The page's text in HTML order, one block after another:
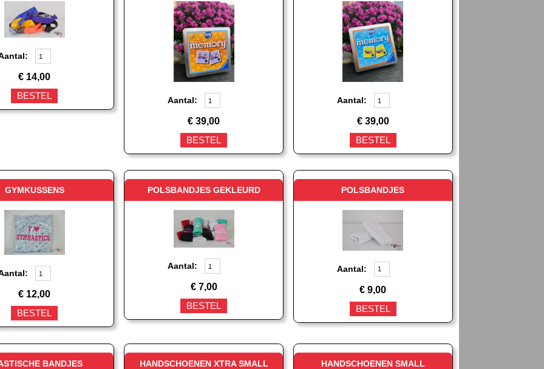
€ 14,00
BESTEL
Aantal:
€39,00
BESTEL
Aantal:
€ 39,00
BESTEL
GYMKUSSENS
€ 12,00
BESTEL
POLSBANDJES GEKLEURD
Aantal:
€ 7,00
BESTEL
POLSBANDJES
Aantal:
€9,00
BESTEL
BANDJES HANDSCHOENEN XTRA SMALL HANDSCHOENEN SMALL